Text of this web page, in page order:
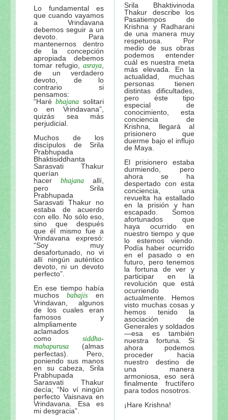
Lo fundamental es
que cuando vayamos
a Vrindavana
debemos seguir a un
devoto. Para
mantenernos dentro
de la concepción
apropiada debemos
tomar refugio, asraya
de un verdadero
devoto, de lo
contrario si
pensamos:
“Haré bhajana solitari
o en Vrindavana”,
quizás sea más
perjudicial.
Muchos de los
discípulos de Srila
Prabhupada
Bhaktisiddhanta
Sarasvati Thakur
querían
hacer bhajana allí,
pero Srila
Prabhupada
Sarasvati Thakur no
estaba de acuerdo
con ello. No sólo eso,
sino que después
que él mismo fue a
Vrindavana expresó:
“Soy muy
desafortunado, no vi
allí ningún auténtico
devoto, ni un devoto
perfecto”.
En ese tiempo había
muchos babajis en
Vrindavan, algunos
de los cuales eran
famosos y
almpliamente
aclamados
como siddha-
mahapurusa (almas
perfectas). Pero,
poniendo sus manos
en su cabeza, Srila
Prabhupada
Sarasvati Thakur
decía; “No ví ningún
perfecto Vaisnava en
Vrindavana. Esa es
mi desgracia”.
Srila Bhaktivinoda
Thakur describe los
Pasatiempos de
Krishna y Radharani
de una manera muy
respetuosa. Por
medio de sus obras
podemos entender
cuál es nuestra meta
más elevada. En la
actualidad, muchas
personas tienen
distintas dificultades,
pero éste tipo
especial de
conocimiento, esta
conciencia de
Krishna, llegará al
prisionero que
duerme bajo el influjo
de Maya.
El prisionero estaba
durmiendo, pero
ahora se ha
despertado con esta
conciencia, una
revuelta ha estallado
en la prisión y han
escapado. Somos
afortunados que
haya ocurrido en
nuestro tiempo y que
lo estemos viendo.
Podía haber ocurrido
en el pasado o en
futuro, pero tenemos
la fortuna de ver y
participar en la
revolución que está
ocurriendo
actualmente. Hemos
visto muchas cosas y
hemos tenido la
asociación de
Generales y soldados
—esa es también
nuestra fortuna. Si
ahora podemos
proceder hacia
nuestro destino de
una manera
armoniosa, eso será
finalmente fructífero
para todos nosotros.
¡Hare Krishna!